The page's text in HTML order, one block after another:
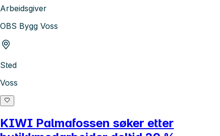
Arbeidsgiver
OBS Bygg Voss
Sted
Voss
KIWI Palmafossen søker etter